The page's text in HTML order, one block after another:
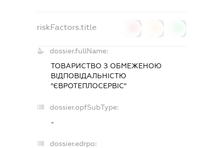
riskFactors.title
dossier.fullName:
ТОВАРИСТВО З ОБМЕЖЕНОЮ
ВІДПОВІДАЛЬНІСТЮ
"ЄВРОТЕПЛОСЕРВІС"
dossier.opfSubType:
-
dossier.edrpo: